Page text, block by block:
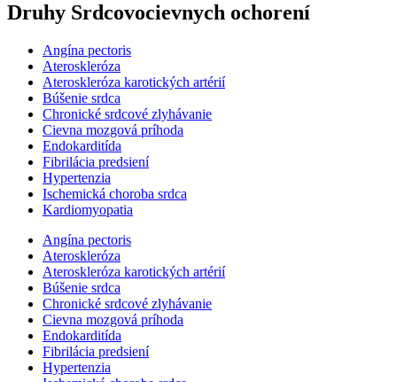
Druhy Srdcovocievnych ochorení
Angína pectoris
Ateroskleróza
Ateroskleróza karotických artérií
Búšenie srdca
Chronické srdcové zlyhávanie
Cievna mozgová príhoda
Endokarditída
Fibrilácia predsiení
Hypertenzia
Ischemická choroba srdca
Kardiomyopatia
Angína pectoris
Ateroskleróza
Ateroskleróza karotických artérií
Búšenie srdca
Chronické srdcové zlyhávanie
Cievna mozgová príhoda
Endokarditída
Fibrilácia predsiení
Hypertenzia